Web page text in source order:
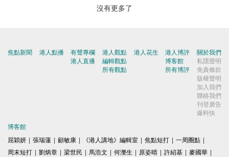
沒有更多了
焦點新聞 港人點播
有聲專欄
港人直播
港人觀點
編輯觀點
所有觀點
港人花生
港人博評
博客館
所有博評
關於我們
私隱聲明
免責條款
版權聲明
加入我們
聯絡我們
刊登廣告
爆料快
博客館
屈穎妍 | 張瑞蓮 | 顧敏康 | 《港人講地》編輯室 | 焦點短打 | 一周圈點 |
周末短打 | 劉炳章 | 梁世民 | 馬浩文 | 何濼生 | 原姿晴 | 許紹基 | 麥國華 |